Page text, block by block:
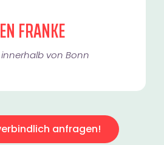
FRANKE
von Bonn​
anfragen!